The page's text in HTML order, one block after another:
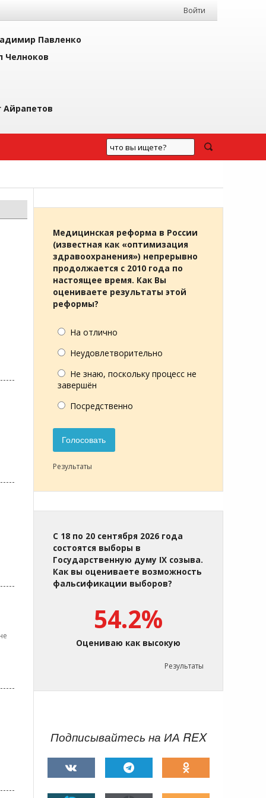
Войти
Павленко
Челноков
Айрапетов
Медицинская реформа в России
(известная как «оптимизация
здравоохранения») непрерывно
продолжается с 2010 года по
настоящее время. Как Вы
оцениваете результаты этой
реформы?
На отлично
Неудовлетворительно
Не знаю, поскольку процесс не
завершён
Посредственно
Голосовать
Результаты
С 18 по 20 сентября 2026 года
состоятся выборы в
Государственную думу IX созыва.
Как вы оцениваете возможность
фальсификации выборов?
54.2%
Оцениваю как высокую
Результаты
Подписывайтесь на ИА REX